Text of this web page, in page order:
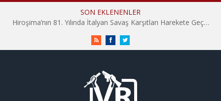
SON EKLENENLER
İHD İstanbul Şube Vicdani Ret Komisyonu: Vicdani Retçiler Olarak Destek İçin Buradayız!
RSS FacebookTwitter